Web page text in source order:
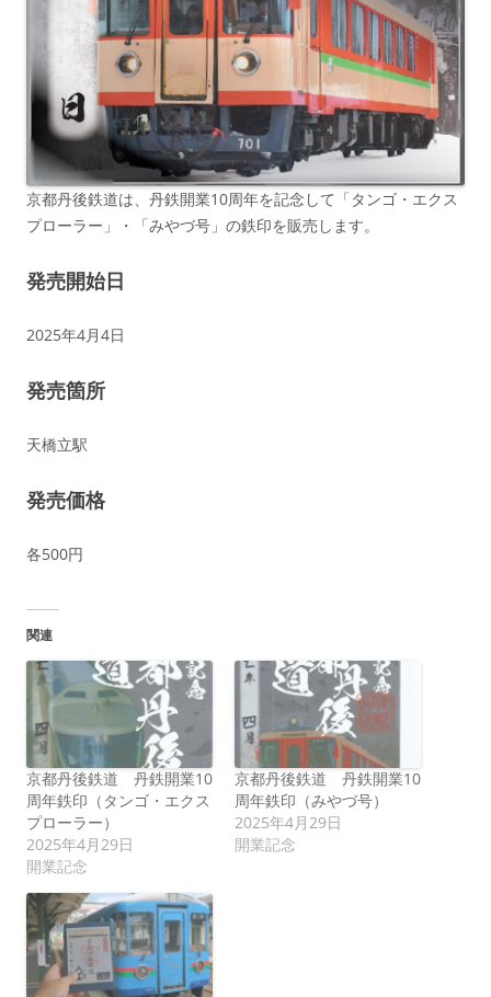
京都丹後鉄道は、丹鉄開業10周年を記念して「タンゴ・エクス
プローラー」・「みやづ号」の鉄印を販売します。
発売開始日
2025年4月4日
発売箇所
天橋立駅
発売価格
各500円
関連
京都丹後鉄道 丹鉄開業10
周年鉄印（タンゴ・エクス
プローラー）
2025年4月29日
開業記念
京都丹後鉄道 丹鉄開業10
周年鉄印（みやづ号）
2025年4月29日
開業記念